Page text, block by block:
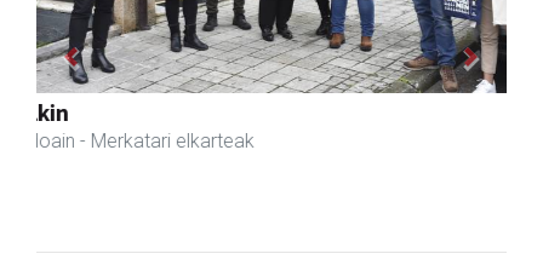
Aldama tapia aholkularitza
Andoain - Aholkularitza
Previous Next